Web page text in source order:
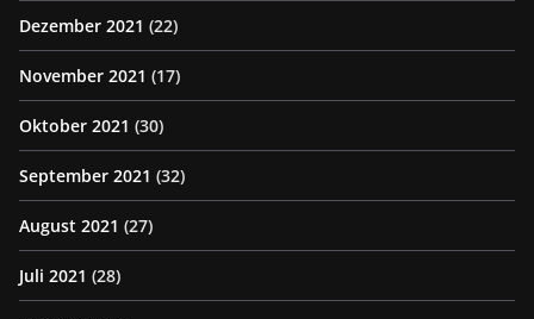
Dezember 2021 (22)
November 2021 (17)
Oktober 2021 (30)
September 2021 (32)
August 2021 (27)
Juli 2021 (28)